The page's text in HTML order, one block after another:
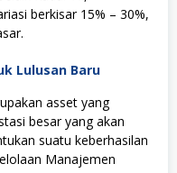
berkisar 15% – 30%,
Lulusan Baru
asset yang
besar yang akan
suatu keberhasilan
Manajemen